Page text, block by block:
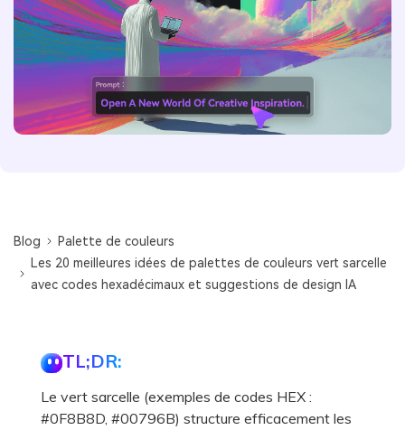
Blog
Palette de couleurs
Les 20 meilleures idées de palettes de couleurs vert sarcelle
avec codes hexadécimaux et suggestions de design IA
TL;DR:
Le vert sarcelle (exemples de codes HEX :
#0F8B8D, #00796B) structure efficacement les